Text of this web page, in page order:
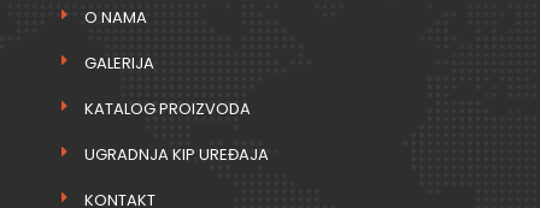
O NAMA
GALERIJA
KATALOG PROIZVODA
UGRADNJA KIP UREĐAJA
KONTAKT